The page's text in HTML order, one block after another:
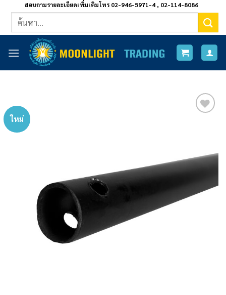
สอบถามรายละเอียดเพิ่มเติมโทร 02-946-5971-4 , 02-114-8086
ค้นหา:
ใหม่